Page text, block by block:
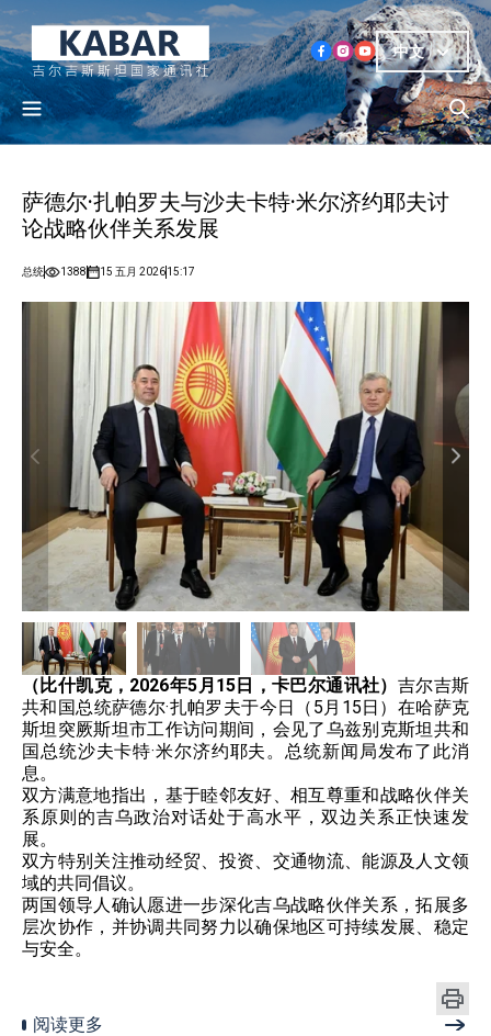
中文
萨德尔·扎帕罗夫与沙夫卡特·米尔济约耶夫讨
论战略伙伴关系发展
总统 1388 15 五月 202615:17
（比什凯克，2026年5月15日，卡巴尔通讯社） 吉尔吉斯
共和国总统萨德尔·扎帕罗夫于今日（5月15日）在哈萨克
斯坦突厥斯坦市工作访问期间，会见了乌兹别克斯坦共和
国总统沙夫卡特·米尔济约耶夫。总统新闻局发布了此消
息。​
双方满意地指出，基于睦邻友好、相互尊重和战略伙伴关
系原则的吉乌政治对话处于高水平，双边关系正快速发
展。​
双方特别关注推动经贸、投资、交通物流、能源及人文领
域的共同倡议。​
两国领导人确认愿进一步深化吉乌战略伙伴关系，拓展多
层次协作，并协调共同努力以确保地区可持续发展、稳定
与安全。
阅读更多